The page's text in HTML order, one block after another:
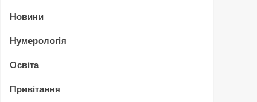
Новини
Нумерологія
Освіта
Привітання